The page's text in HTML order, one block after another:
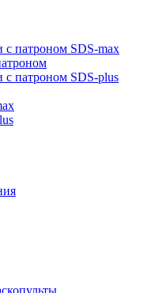
патроном SDS-max
патроном SDS-plus